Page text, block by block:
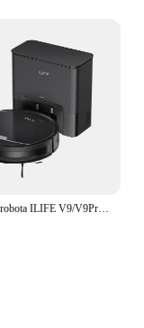
Odkurzacz robota ILIFE V9/V9Pro, samoopróżnianie, silne ssanie 3000Pa, nawigacja żyroskopowa, harmonogram, sterowanie App/Alexa, na sierść zwierząt